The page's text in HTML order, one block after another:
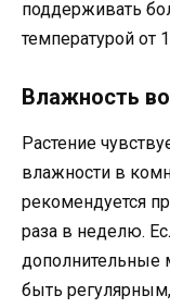
поддерживать
температурой от
Влажность
Растение
влажности в
рекомендуется
раза в неделю.
дополнительные
быть